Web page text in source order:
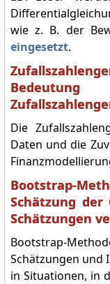
wie z. B. der
eingesetzt.
Die
Daten und die
Bootstrap-
Schätzung
Schätzungen
Bootstrap-
Schätzungen und
in Situationen, in